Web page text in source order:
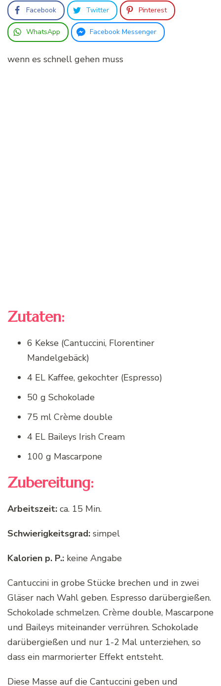
Facebook Twitter Pinterest
WhatsApp Facebook Messenger
wenn es schnell gehen muss
Zutaten:
6 Kekse (Cantuccini, Florentiner
Mandelgebäck)
4 EL Kaffee, gekochter (Espresso)
50 g Schokolade
75 ml Crème double
4 EL Baileys Irish Cream
100 g Mascarpone
Zubereitung:
Arbeitszeit: ca. 15 Min.
Schwierigkeitsgrad: simpel
Kalorien p. P.: keine Angabe
Cantuccini in grobe Stücke brechen und in zwei
Gläser nach Wahl geben. Espresso darübergießen.
Schokolade schmelzen. Crème double, Mascarpone
und Baileys miteinander verrühren. Schokolade
darübergießen und nur 1-2 Mal unterziehen, so
dass ein marmorierter Effekt entsteht.
Diese Masse auf die Cantuccini geben und